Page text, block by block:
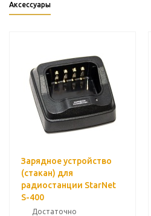
Аксессуары
Зарядное устройство
(стакан) для
радиостанции StarNet
S-400
Достаточно